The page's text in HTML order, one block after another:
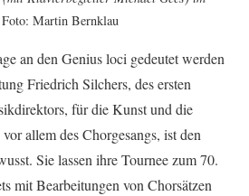
Foto: Martin Bernklau
an den Genius loci gedeutet werden
Friedrich Silchers, des ersten
für die Kunst und die
allem des Chorgesangs, ist den
Sie lassen ihre Tournee zum 70.
mit Bearbeitungen von Chorsätzen